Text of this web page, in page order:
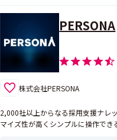
PERSONA
株式会社PERSONA
2,000社以上からなる採用支援ナレ
マイズ性が高くシンプルに操作でき